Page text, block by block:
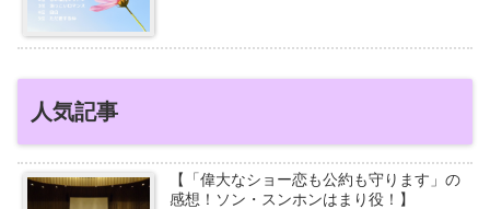
人気記事
【「偉大なショー恋も公約も守ります」の
感想！ソン・スンホンはまり役！】